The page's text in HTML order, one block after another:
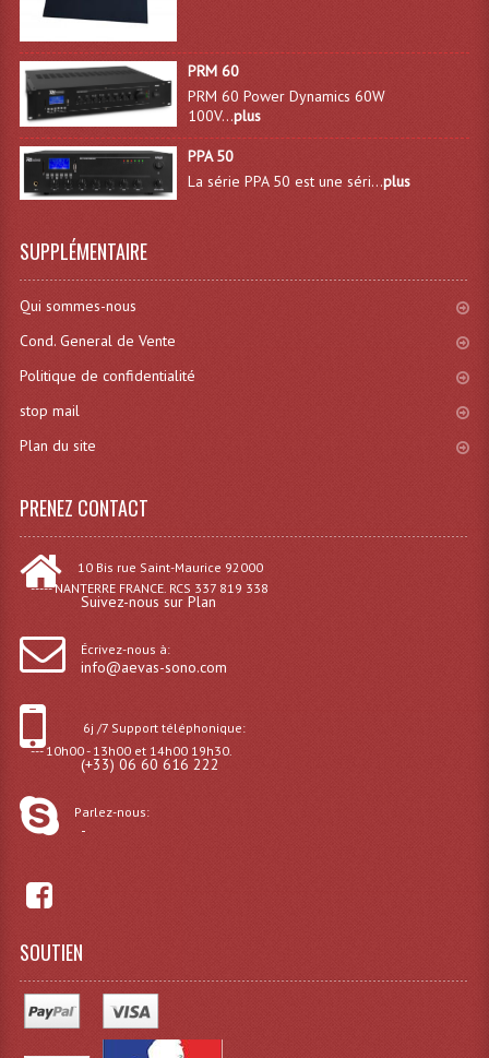
Consoles Éclairage DMX
Dispatches
Filtres Et Divers
Lampes Halogenes Divers
Les Packs Light
Projecteur Extérieur Multifaisceaux
PRM 60
PRM 60 Power Dynamics 60W
100V...plus
PPA 50
La série PPA 50 est une séri...plus
SUPPLÉMENTAIRE
Qui sommes-nous
Cond. General de Vente
Politique de confidentialité
stop mail
Plan du site
PRENEZ CONTACT
10 Bis rue Saint-Maurice 92000
----- NANTERRE FRANCE. RCS 337 819 338
Suivez-nous sur Plan
Écrivez-nous à:
info@aevas-sono.com
6j /7 Support téléphonique:
--- 10h00 - 13h00 et 14h00 19h30.
(+33) 06 60 616 222
Parlez-nous:
-
SOUTIEN